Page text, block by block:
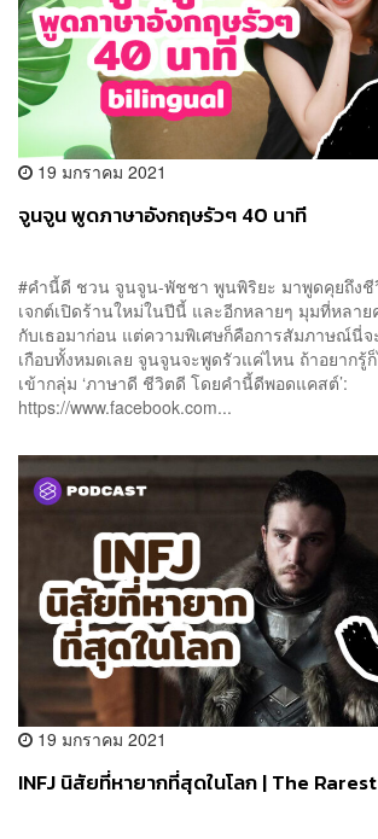
19 มกราคม 2021
จูนจูน พูดภาษาอังกฤษรัวๆ 40 นาที
#คำนี้ดี ชวน จูนจูน-พัชชา พูนพิริยะ มาพูดคุยถึงชี
เจกต์เปิดร้านใหม่ในปีนี้ และอีกหลายๆ มุมที่หลาย
กับเธอมาก่อน แต่ความพิเศษก็คือการสัมภาษณ์นี่จ
เกือบทั้งหมดเลย จูนจูนจะพูดรัวแค่ไหน ถ้าอยาก
เข้ากลุ่ม ‘ภาษาดี ชีวิตดี โดยคำนี้ดีพอดแคสต์’:
https://www.facebook.com...
19 มกราคม 2021
INFJ นิสัยที่หายากที่สุดในโลก | The